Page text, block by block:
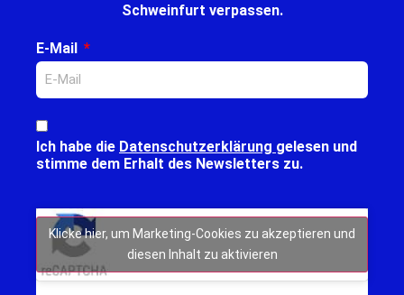
Schweinfurt verpassen.
E-Mail
Ich habe die Datenschutzerklärung gelesen und
stimme dem Erhalt des Newsletters zu.
Klicke hier, um Marketing-Cookies zu akzeptieren und
diesen Inhalt zu aktivieren